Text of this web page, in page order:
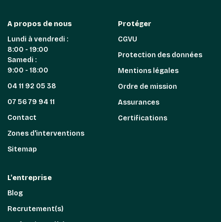
A propos de nous
Lundi à vendredi :
8:00 - 19:00
Samedi :
9:00 - 18:00
04 11 92 05 38
07 56 79 94 11
Contact
Zones d'interventions
Sitemap
Protéger
CGVU
Protection des données
Mentions légales
Ordre de mission
Assurances
Certifications
L'entreprise
Blog
Recrutement(s)